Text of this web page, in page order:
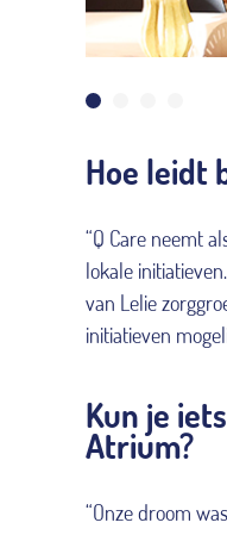
Hoe leidt
“Q Care neemt
lokale
van Lelie
initiatieven
Kun je
Atrium?
“Onze droom